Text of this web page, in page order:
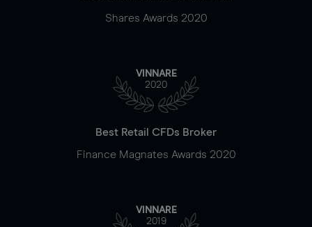
Shares Awards 2020
VINNARE
2020
Best Retail CFDs Broker
Finance Magnates Awards 2020
VINNARE
2019